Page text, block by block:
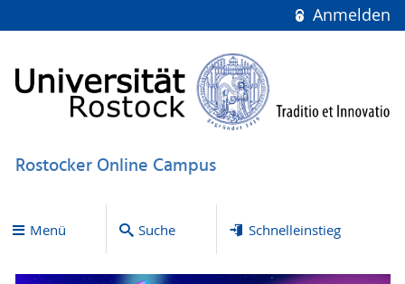
Anmelden
Rostocker Online Campus
Menü Suche Schnelleinstieg